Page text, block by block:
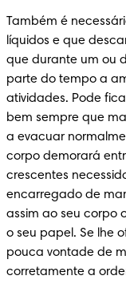
Também é
líquidos e que
que durante um ou
parte do tempo a
atividades. Pode
bem sempre que
a evacuar
corpo demorará
crescentes
encarregado de
assim ao seu corpo
o seu papel. Se lhe
pouca vontade de
corretamente a